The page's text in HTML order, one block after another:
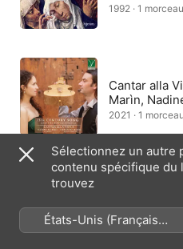
1992 · 1
Cantar alla
Marìn,
2021 · 1
2018 · 1
Sélectionnez un autre
contenu spécifique du
trouvez
États-Unis (Français
France)